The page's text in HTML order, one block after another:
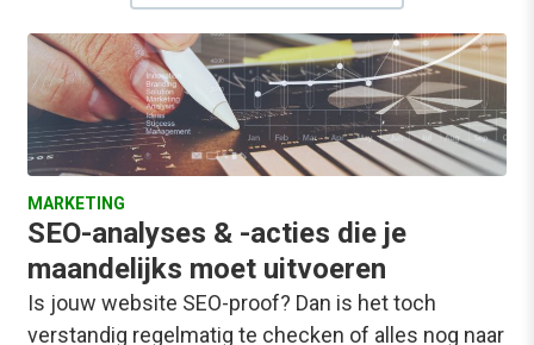
MARKETING
SEO-analyses & -acties die je
maandelijks moet uitvoeren
Is jouw website SEO-proof? Dan is het toch
verstandig regelmatig te checken of alles nog naar